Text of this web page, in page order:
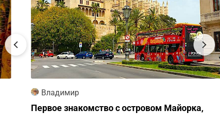
Владимир
Первое знакомство с островом Майорка,